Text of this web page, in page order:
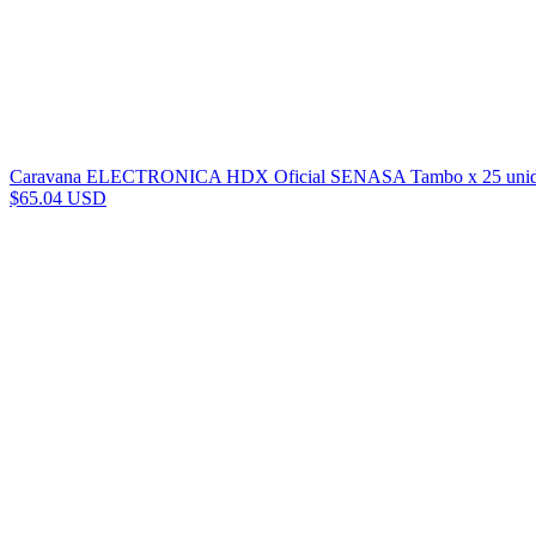
Caravana ELECTRONICA HDX Oficial SENASA Tambo x 25
$65.04 USD